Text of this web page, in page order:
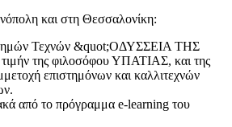
και στη Θεσσαλονίκη:
Τεχνών &quot;ΟΔΥΣΣΕΙΑ ΤΗΣ
της φιλοσόφου ΥΠΑΤΙΑΣ, και της
επιστημόνων και καλλιτεχνών
από το πρόγραμμα e-learning του